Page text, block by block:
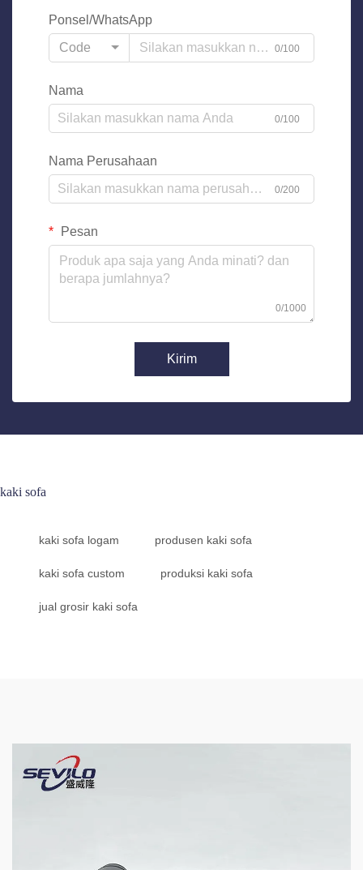
Ponsel/WhatsApp
Code
0/100
Nama
0/100
Nama Perusahaan
0/200
Pesan
0/1000
Kirim
kaki sofa
kaki sofa logam produsen kaki sofa
kaki sofa custom produksi kaki sofa
jual grosir kaki sofa